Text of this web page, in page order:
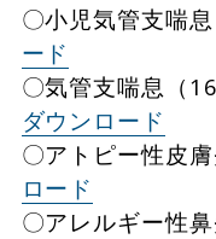
〇小児気管支喘息
ード
〇気管支喘息（
ダウンロード
〇アトピー性皮膚
ロード
〇アレルギー性